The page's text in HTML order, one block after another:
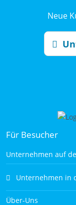
Neue
Für Besucher
Unternehmen auf
Unternehmen in
Über-Uns